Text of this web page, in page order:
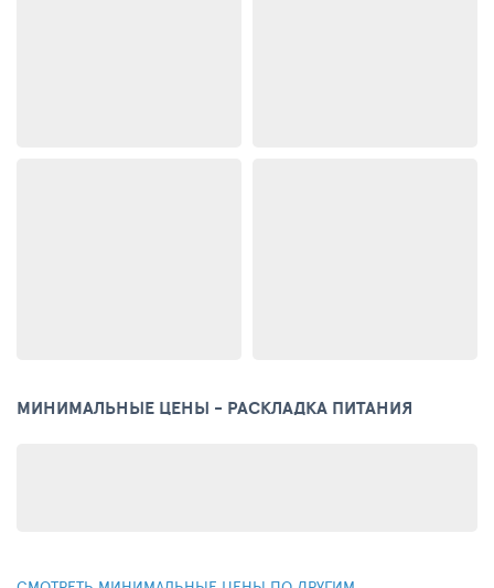
МИНИМАЛЬНЫЕ ЦЕНЫ - РАСКЛАДКА ПИТАНИЯ